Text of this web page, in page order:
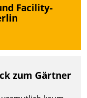
Facility-
zum Gärtner